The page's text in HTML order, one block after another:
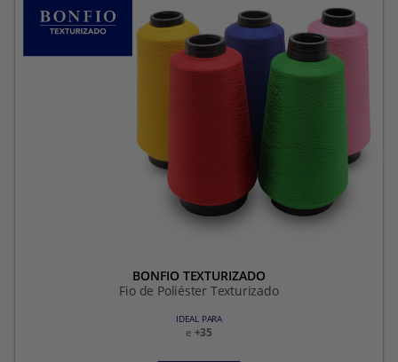
BONFIO TEXTURIZADO
Fio de Poliéster Texturizado
IDEAL PARA
e +35